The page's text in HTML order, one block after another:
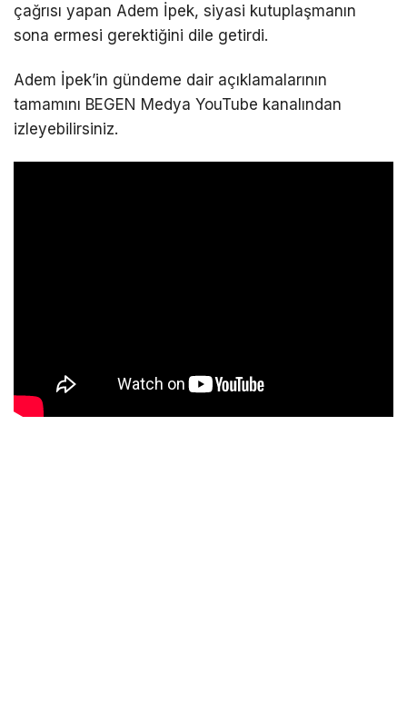
çağrısı yapan Adem İpek, siyasi kutuplaşmanın
sona ermesi gerektiğini dile getirdi.
Adem İpek’in gündeme dair açıklamalarının
tamamını BEGEN Medya YouTube kanalından
izleyebilirsiniz.